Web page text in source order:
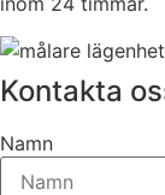
Kontakta
Namn